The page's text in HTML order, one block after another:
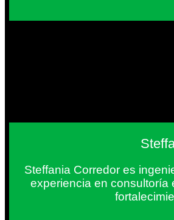
Steffania Corredor es
experiencia en consultoría